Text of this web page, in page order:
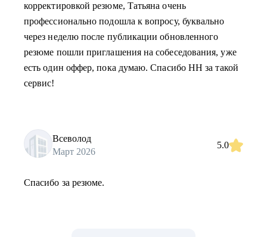
корректировкой резюме, Татьяна очень
профессионально подошла к вопросу, буквально
через неделю после публикации обновленного
резюме пошли приглашения на собеседования, уже
есть один оффер, пока думаю. Спасибо HH за такой
сервис!
Всеволод
Март 2026
5.0
Спасибо за резюме.